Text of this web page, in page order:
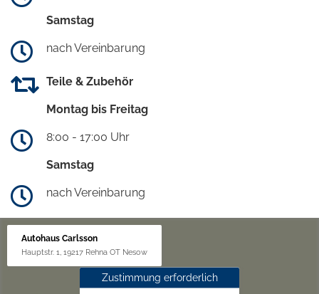
Samstag
nach Vereinbarung
Teile & Zubehör
Montag bis Freitag
8:00 - 17:00 Uhr
Samstag
nach Vereinbarung
Autohaus Carlsson
Hauptstr. 1, 19217 Rehna OT Nesow
Zustimmung erforderlich